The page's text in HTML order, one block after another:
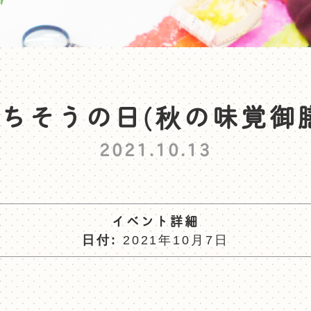
そうの日(秋の味覚御
2021.10.13
イベント詳細
日付: 2021年10月7日